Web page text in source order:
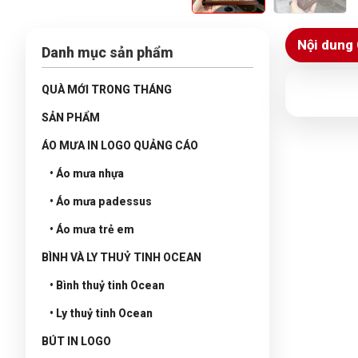
Danh mục sản phẩm
QUÀ MỚI TRONG THÁNG
SẢN PHẨM
ÁO MƯA IN LOGO QUẢNG CÁO
• Áo mưa nhựa
• Áo mưa padessus
• Áo mưa trẻ em
BÌNH VÀ LY THUỶ TINH OCEAN
• Bình thuỷ tinh Ocean
• Ly thuỷ tinh Ocean
BÚT IN LOGO
Nội dung